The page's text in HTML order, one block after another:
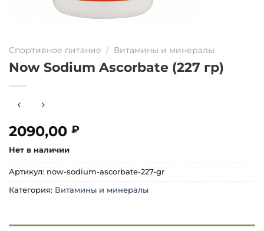
Спортивное питание / Витамины и минералы
Now Sodium Ascorbate (227 гр)
2090,00 ₽
Нет в наличии
Артикул: now-sodium-ascorbate-227-gr
Категория: Витамины и минералы